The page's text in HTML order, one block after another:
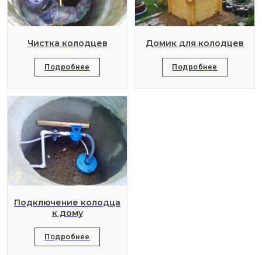
Чистка колодцев
Подробнее
Домик для колодцев
Подробнее
Подключение колодца
к дому
Подробнее